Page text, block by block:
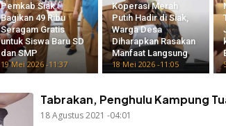
Pemkab Siak
Bagikan 49 Ribu
Seragam Gratis
untuk Siswa Baru SD
dan SMP
19 Mei 2026 -11:37
Koperasi Merah
Putih Hadir di Siak,
Warga Desa
Diharapkan Rasakan
Manfaat Langsung
18 Mei 2026 -11:05
Tabrakan, Penghulu Kampung
18 Agustus 2021 -04:01